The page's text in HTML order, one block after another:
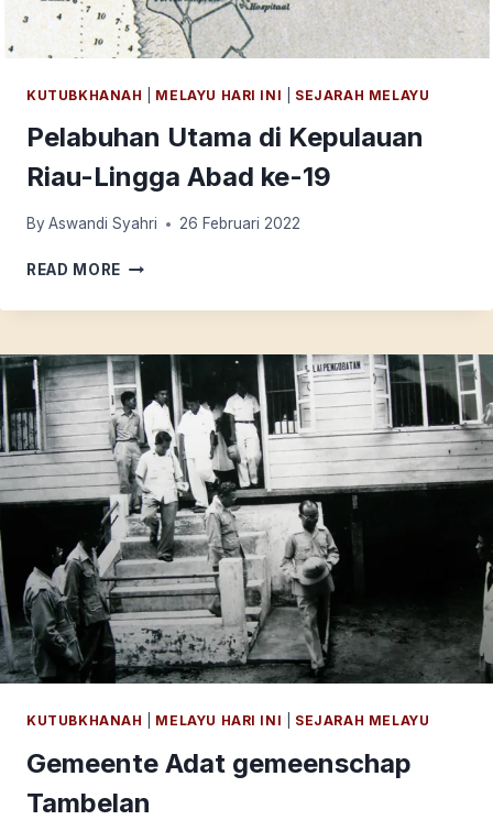
KUTUBKHANAH MELAYU HARI INI SEJARAH MELAYU
Pelabuhan Utama di Kepulauan
Riau-Lingga Abad ke-19
By Aswandi Syahri 26 Februari 2022
READ MORE PELABUHAN
DI
RIAU-
LINGGA
ABAD
KE-
19
KUTUBKHANAH MELAYU HARI INI SEJARAH MELAYU
Gemeente Adat gemeenschap
Tambelan